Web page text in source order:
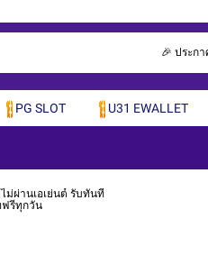
🎉 ประก
PG SLOT U31 EWALLET